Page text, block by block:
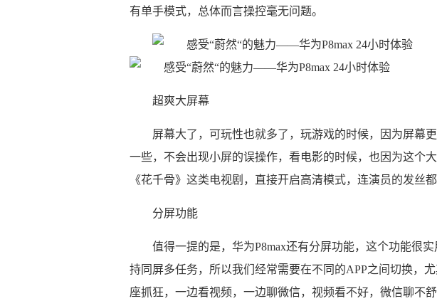
有单手模式，总体而言操控毫无问题。
超爽大屏幕
屏幕大了，可玩性也就多了，玩游戏的时候，因为屏幕
一些，不会出现小屏的误操作，看电影的时候，也因为这个
《花千骨》这类电视剧，直接开启高清模式，连演员的发丝
分屏功能
值得一提的是，华为P8max还有分屏功能，这个功能很
持同屏多任务，所以我们经常需要在不同的APP之间切换，
座抓狂，一边看视频，一边聊微信，视频看不好，微信聊不